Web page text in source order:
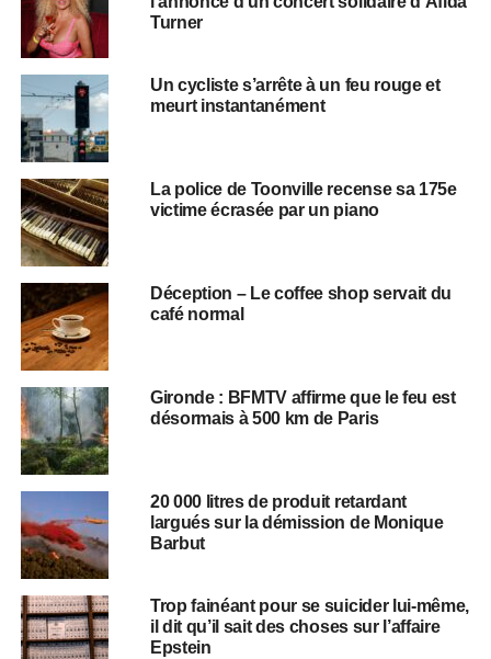
Turner
Un cycliste s’arrête à un feu rouge et
meurt instantanément
La police de Toonville recense sa 175e
victime écrasée par un piano
Déception – Le coffee shop servait du
café normal
Gironde : BFMTV affirme que le feu est
désormais à 500 km de Paris
20 000 litres de produit retardant
largués sur la démission de Monique
Barbut
Trop fainéant pour se suicider lui-même,
il dit qu’il sait des choses sur l’affaire
Epstein